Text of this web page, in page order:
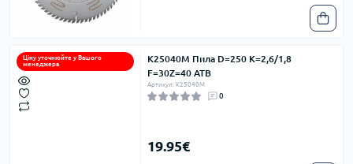
Ціну уточнюйте у Вашого
менеджера
K25040M Пила D=250 K=2,6/1,8
F=30Z=40 ATB
Артикул: K25040M
0
19.95€